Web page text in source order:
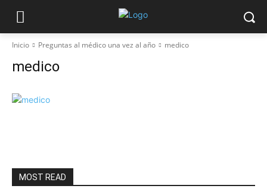
Inicio Preguntas al médico una vez al año medico
medico
MOST READ